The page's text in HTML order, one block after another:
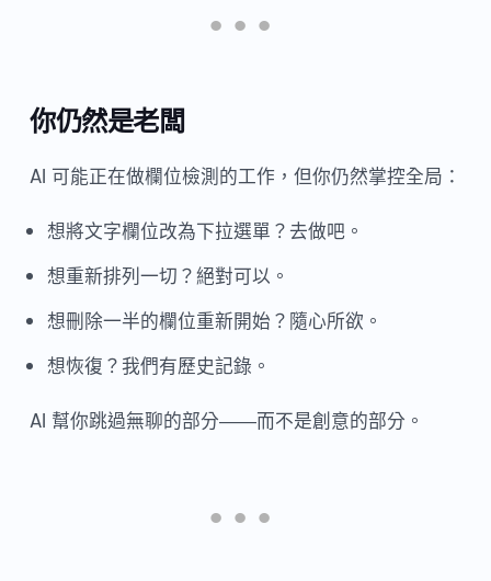
你仍然是老闆
AI 可能正在做欄位檢測的工作，但你仍然掌控全局：
想將文字欄位改為下拉選單？去做吧。
想重新排列一切？絕對可以。
想刪除一半的欄位重新開始？隨心所欲。
想恢復？我們有歷史記錄。
AI 幫你跳過無聊的部分——而不是創意的部分。